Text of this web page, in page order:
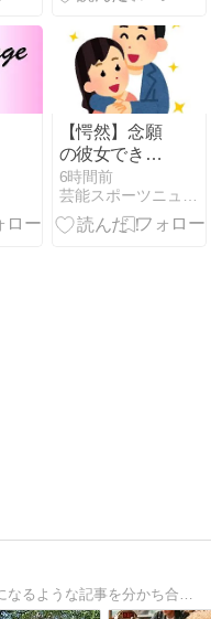
【愕然】念願
の彼女できた
んだけ
ど・・・・・・
とんでもない
6時間前
芸能スポーツニュース今日速2ch